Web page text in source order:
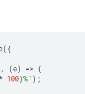
({
, (e) => {
100}%` );